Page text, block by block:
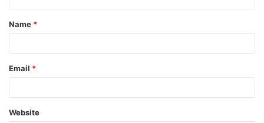
Name *
Email *
Website